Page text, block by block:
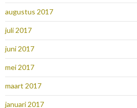
augustus 2017
juli 2017
juni 2017
mei 2017
maart 2017
januari 2017